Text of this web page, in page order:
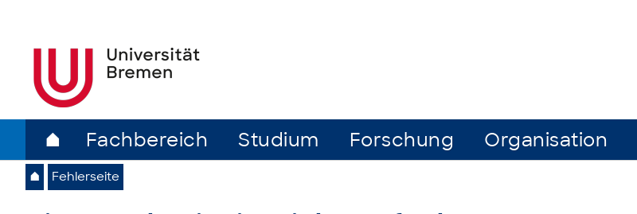
⌂ Fachbereich Studium Forschung Organisation
⌂ Fehlerseite